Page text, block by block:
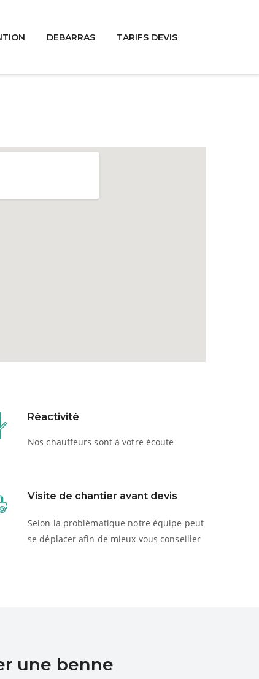
DEBARRAS TARIFS DEVIS
Réactivité
Nos chauffeurs sont à votre écoute
Visite de chantier avant devis
Selon la problématique notre équipe peut
se déplacer afin de mieux vous conseiller
une benne